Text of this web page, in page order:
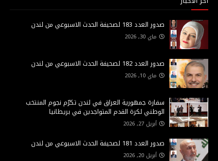
صدور العدد 183 لصحيفة الحدث الاسبوعي من لندن
ماي 30, 2026
صدور العدد 182 لصحيفة الحدث الاسبوعي من لندن
ماي 10, 2026
سفارة جمهورية العراق في لندن تكرّم نجوم المنتخب
الوطني لكرة القدم المتواجدين في بريطانيا
أبريل 27, 2026
صدور العدد 181 لصحيفة الحدث الاسبوعي من لندن
أبريل 20, 2026